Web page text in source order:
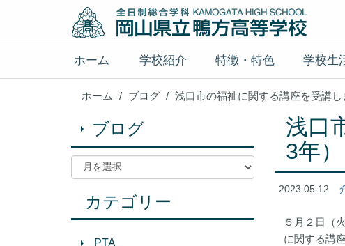
ホーム 学校紹介 特徴・特色 学校生
ホーム ブログ 浅口市の福祉に関する講座を受講し
浅口
3年）
2023.05.12
５月２日（
に関する講
ブログ
カテゴリー
PTA